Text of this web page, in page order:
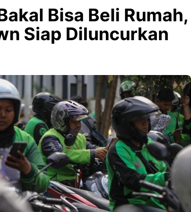
Bisa Beli Rumah,
Siap Diluncurkan
Guyuran Dana Pemerintah
Rp276 Triliun